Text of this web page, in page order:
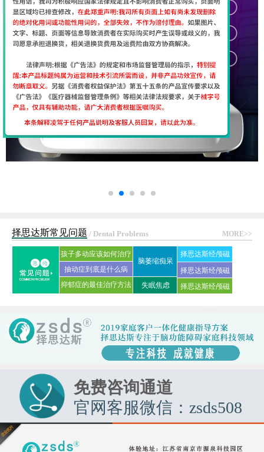
MORE>>
择思达斯常见问题 / Dental Problems
孩子多动应该如何治疗
抽动症到底是什么病
抑郁症的最佳治疗方法
脑萎缩痴呆
失眠焦虑
择思达斯经颅磁
刺激仪常见问答
择思达斯经颅磁
家用品牌
择思达斯经颅磁
免费咨询通道
官网客服微信：zsds508